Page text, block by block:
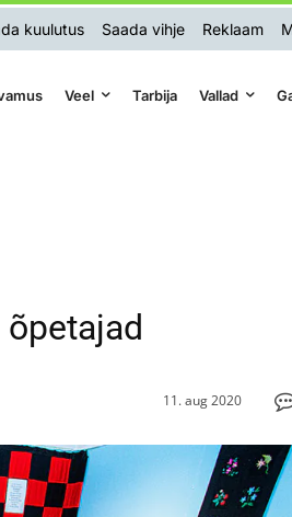
kuulutus Saada vihje Reklaam
Veel Tarbija Vallad
11. aug 2020